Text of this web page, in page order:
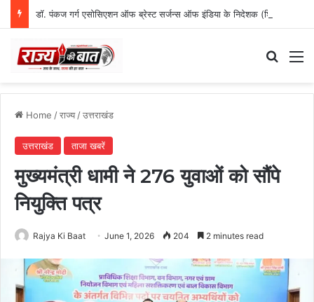
Home /राज्य/उत्तराखंड
उत्तराखंड ताजा खबरें
मुख्यमंत्री धामी ने 276 युवाओं को सौंपे
नियुक्ति पत्र
Rajya Ki Baat June 1, 2026 204 2 minutes read